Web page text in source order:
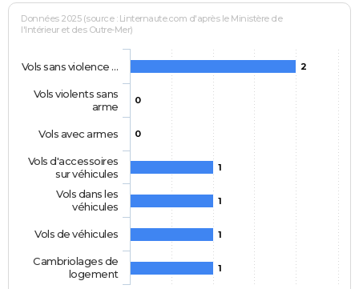
Données 2025 (source : Linternaute.com d'après le Ministère de
l'Intérieur et des Outre-Mer)
2
0
0
1
1
1
1
Vols sans violence …
Vols violents sans
arme
Vols avec armes
Vols d'accessoires
sur véhicules
Vols dans les
véhicules
Vols de véhicules
Cambriolages de
logement